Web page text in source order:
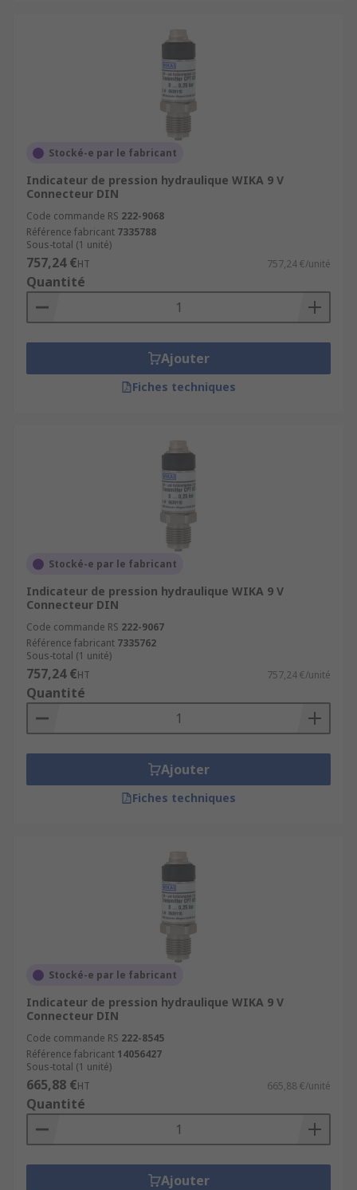
Stocké-e par le fabricant
Indicateur de pression hydraulique WIKA 9 V
Connecteur DIN
Code commande RS 222-9068
Référence fabricant 7335788
Sous-total (1 unité)
757,24 €HT 757,24 €/unité
Quantité
Ajouter
Fiches techniques
Stocké-e par le fabricant
Indicateur de pression hydraulique WIKA 9 V
Connecteur DIN
Code commande RS 222-9067
Référence fabricant 7335762
Sous-total (1 unité)
757,24 €HT 757,24 €/unité
Quantité
Ajouter
Fiches techniques
Stocké-e par le fabricant
Indicateur de pression hydraulique WIKA 9 V
Connecteur DIN
Code commande RS 222-8545
Référence fabricant 14056427
Sous-total (1 unité)
665,88 €HT 665,88 €/unité
Quantité
Ajouter